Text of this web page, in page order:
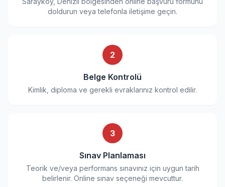
doldurun veya telefonla iletişime geçin.
2
Belge Kontrolü
Kimlik, diploma ve gerekli evraklarınız kontrol edilir.
3
Sınav Planlaması
Teorik ve/veya performans sınavınız için uygun tarih
belirlenir. Online sınav seçeneği mevcuttur.